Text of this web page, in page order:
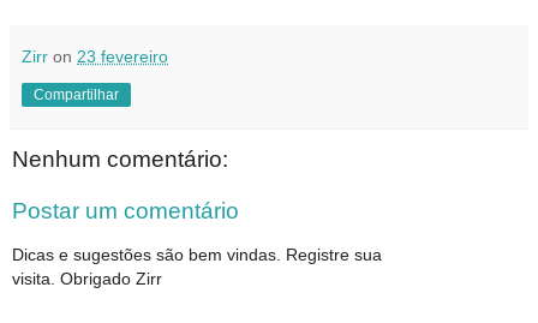
Zirr on 23 fevereiro
Compartilhar
Nenhum comentário:
Postar um comentário
Dicas e sugestões são bem vindas. Registre sua
visita. Obrigado Zirr